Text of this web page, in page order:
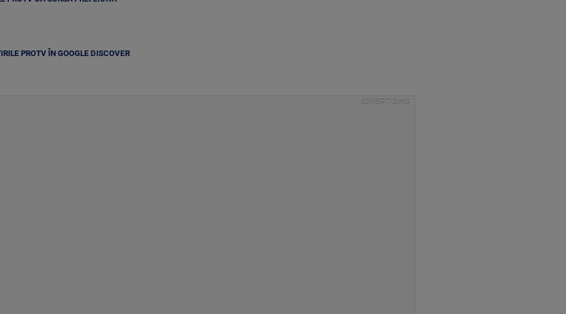
PROTV ÎN GOOGLE DISCOVER